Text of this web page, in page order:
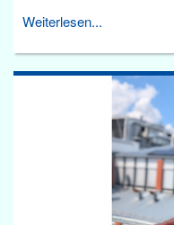
Weiterlesen...